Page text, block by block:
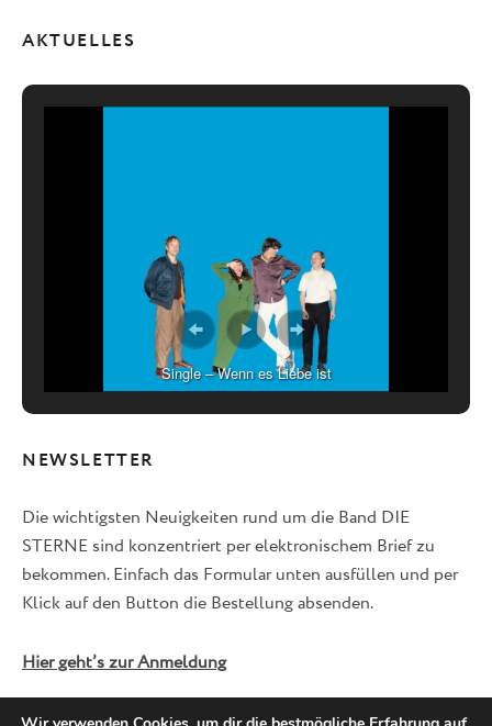
AKTUELLES
Single – Wenn es Liebe ist
NEWSLETTER
Die wichtigsten Neuigkeiten rund um die Band DIE
STERNE sind konzentriert per elektronischem Brief zu
bekommen. Einfach das Formular unten ausfüllen und per
Klick auf den Button die Bestellung absenden.
Hier geht’s zur Anmeldung